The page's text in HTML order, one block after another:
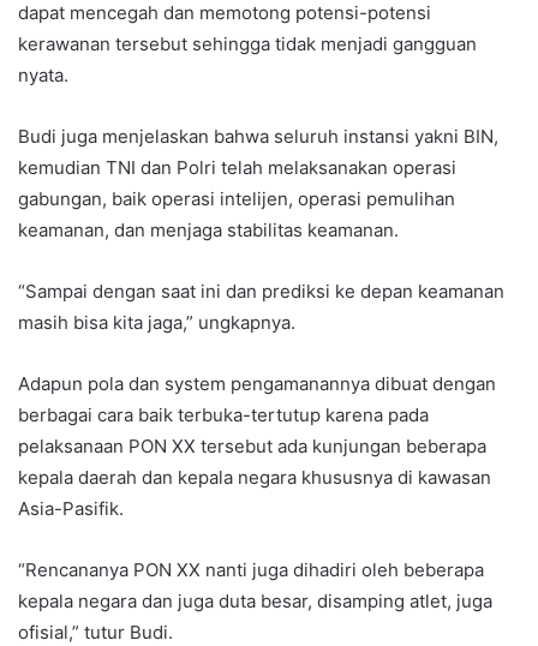
dapat mencegah dan memotong potensi-potensi
kerawanan tersebut sehingga tidak menjadi gangguan
nyata.
Budi juga menjelaskan bahwa seluruh instansi yakni BIN,
kemudian TNI dan Polri telah melaksanakan operasi
gabungan, baik operasi intelijen, operasi pemulihan
keamanan, dan menjaga stabilitas keamanan.
“Sampai dengan saat ini dan prediksi ke depan keamanan
masih bisa kita jaga,” ungkapnya.
Adapun pola dan system pengamanannya dibuat dengan
berbagai cara baik terbuka-tertutup karena pada
pelaksanaan PON XX tersebut ada kunjungan beberapa
kepala daerah dan kepala negara khususnya di kawasan
Asia-Pasifik.
“Rencananya PON XX nanti juga dihadiri oleh beberapa
kepala negara dan juga duta besar, disamping atlet, juga
ofisial,” tutur Budi.